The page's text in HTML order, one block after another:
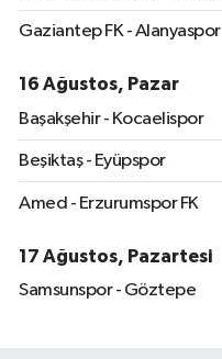
Gaziantep FK - Alanyaspor
16 Ağustos, Pazar
Başakşehir - Kocaelispor
Beşiktaş - Eyüpspor
Amed - Erzurumspor FK
17 Ağustos, Pazartesi
Samsunspor - Göztepe